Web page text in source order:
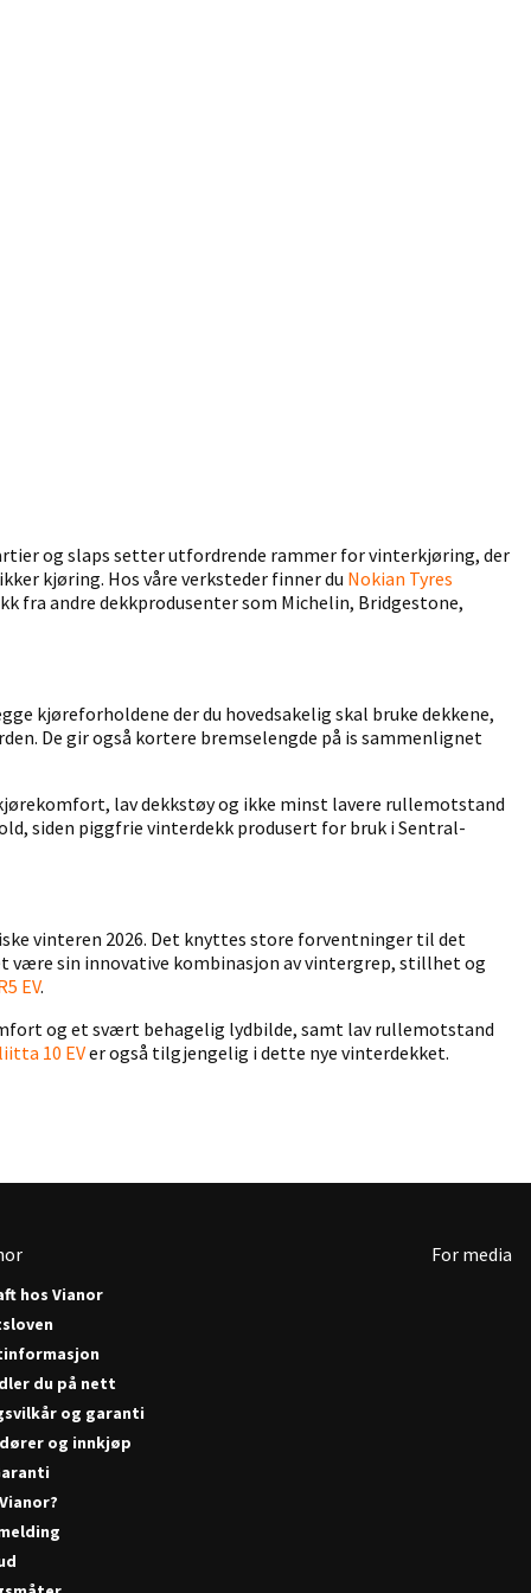
og slaps setter utfordrende rammer for vinterkjøring, der
kjøring. Hos våre verksteder finner du Nokian Tyres
fra andre dekkprodusenter som Michelin, Bridgestone,
kjøreforholdene der du hovedsakelig skal bruke dekkene,
De gir også kortere bremselengde på is sammenlignet
lav dekkstøy og ikke minst lavere rullemotstand
siden piggfrie vinterdekk produsert for bruk i Sentral-
vinteren 2026. Det knyttes store forventninger til det
være sin innovative kombinasjon av vintergrep, stillhet og
EV.
og et svært behagelig lydbilde, samt lav rullemotstand
10 EVer også tilgjengelig i dette nye vinterdekket.
hos Vianor
du på nett
og garanti
og innkjøp
For media